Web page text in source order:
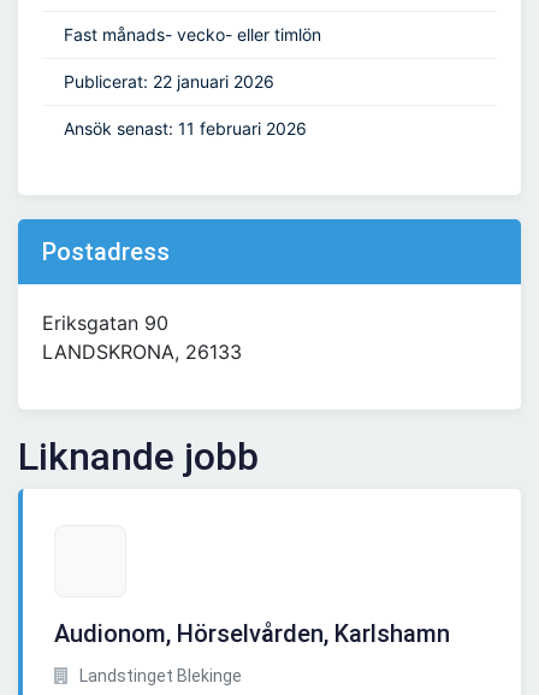
Fast månads- vecko- eller timlön
Publicerat: 22 januari 2026
Ansök senast: 11 februari 2026
Postadress
Eriksgatan 90
LANDSKRONA, 26133
Liknande jobb
Audionom, Hörselvården, Karlshamn
Landstinget Blekinge